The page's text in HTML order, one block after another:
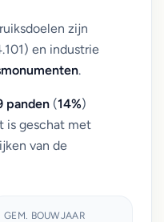
zijn
en industrie
.
panden (14%)
is geschat met
van de
GEM. BOUWJAAR